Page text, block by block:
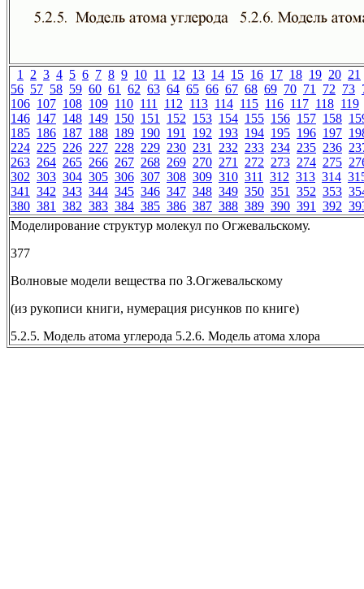
1 2 3 4 5 6 7 8 9 10 11 12 13 14 15 16 17 18 19 20 21
56 57 58 59 60 61 62 63 64 65 66 67 68 69 70 71 72 73
106 107 108 109 110 111 112 113 114 115 116 117 118 119
146 147 148 149 150 151 152 153 154 155 156 157 158
185 186 187 188 189 190 191 192 193 194 195 196 197
224 225 226 227 228 229 230 231 232 233 234 235 236
263 264 265 266 267 268 269 270 271 272 273 274 275
302 303 304 305 306 307 308 309 310 311 312 313 314
341 342 343 344 345 346 347 348 349 350 351 352 353
380 381 382 383 384 385 386 387 388 389 390 391 392
Моделирование структур молекул по Огжевальскому.
377
Волновые модели вещества по З.Огжевальскому
(из рукописи книги, нумерация рисунков по книге)
5.2.5. Модель атома углерода 5.2.6. Модель атома хлора